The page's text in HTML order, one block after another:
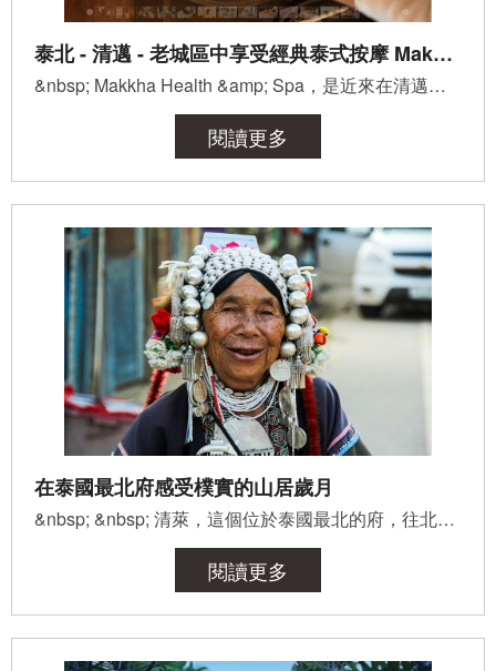
泰北 - 清邁 - 老城區中享受經典泰式按摩 Makkha Health & Spa
&nbsp; Makkha Health &amp; Spa，是近來在清邁評分相當高的SPA店，在貓頭鷹排行榜（Tripadvisors）上為...
閱讀更多
在泰國最北府感受樸實的山居歲月
&nbsp; &nbsp; 清萊，這個位於泰國最北的府，往北通緬甸，往東接寮國，現在就讓AK好好帶大家認識這個有...
閱讀更多